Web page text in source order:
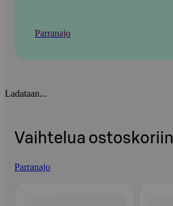
Parranajo
Ladataan...
Vaihtelua ostoskoriin
Parranajo